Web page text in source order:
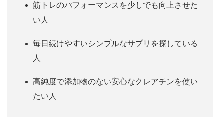
筋トレのパフォーマンスを少しでも向上させた
い人
毎日続けやすいシンプルなサプリを探している
人
高純度で添加物のない安心なクレアチンを使い
たい人